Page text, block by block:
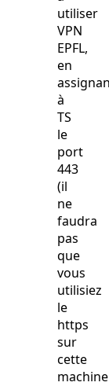
utiliser
VPN
EPFL,
en
à
TS
le
port
443
(il
ne
faudra
pas
que
vous
utilisiez
le
https
sur
cette